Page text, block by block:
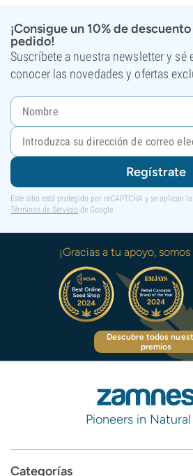
¡Consigue un 10% de
pedido!
Suscríbete a nuestra newsletter y sé
conocer las novedades y ofertas
Regístrate
Este sitio está protegido por reCAPTCHA y se aplican la
Términos de Servicio de Google.
¡Gracias a tu apoyo,
Descubre todos
premios
Pioneers in
Categorías